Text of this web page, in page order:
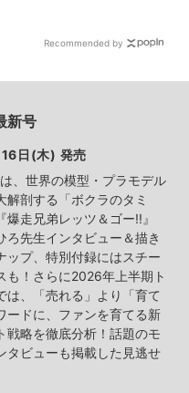
Recommended by
新号
日(木) 発売
、世界の模型・プラモデル
解剖する「ボクラのタミ
爆走兄弟レッツ＆ゴー!!』
ろ先生インタビュー＆描き
ップ、特別付録にはスチー
も！さらに2026年上半期ト
は、「売れる」より「育て
ードに、ファンを育てる新
戦略を徹底分析！話題のモ
タビューも掲載した見逃せ